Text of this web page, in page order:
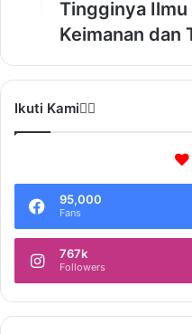
Tingginya Ilmu
Keimanan dan
Ikuti Kami❤️‍🔥
95,000
Fans
767k
Followers